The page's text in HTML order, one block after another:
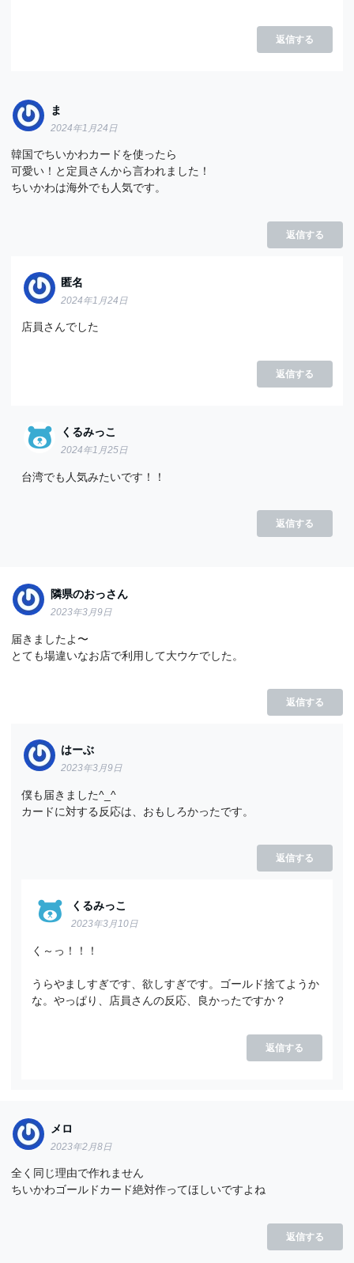
返信する
ま
2024年1月24日
韓国でちいかわカードを使ったら
可愛い！と定員さんから言われました！
ちいかわは海外でも人気です。
返信する
匿名
2024年1月24日
店員さんでした
返信する
くるみっこ
2024年1月25日
台湾でも人気みたいです！！
返信する
隣県のおっさん
2023年3月9日
届きましたよ〜
とても場違いなお店で利用して大ウケでした。
返信する
はーぶ
2023年3月9日
僕も届きました^_^
カードに対する反応は、おもしろかったです。
返信する
くるみっこ
2023年3月10日
く～っ！！！
うらやましすぎです、欲しすぎです。ゴールド捨てようか
な。やっぱり、店員さんの反応、良かったですか？
返信する
メロ
2023年2月8日
全く同じ理由で作れません
ちいかわゴールドカード絶対作ってほしいですよね
返信する